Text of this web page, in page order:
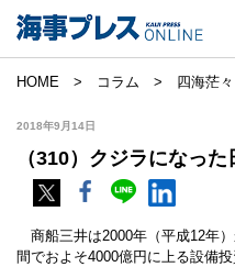
HOME コラム 四海茫々
2018年9月14日
（310）クジラになった
商船三井は2000年（平成12年
間でおよそ4000億円に上る設備